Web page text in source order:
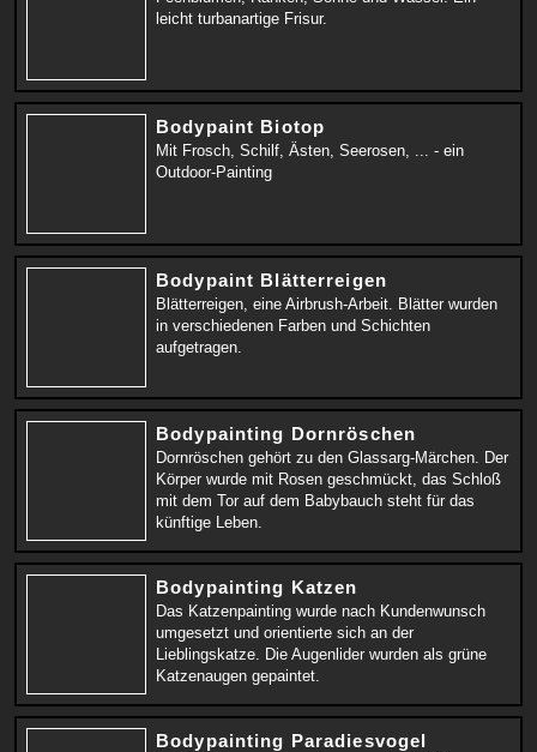
leicht turbanartige Frisur.
Bodypaint Biotop
Mit Frosch, Schilf, Ästen, Seerosen, ... - ein
Outdoor-Painting
Bodypaint Blätterreigen
Blätterreigen, eine Airbrush-Arbeit. Blätter wurden
in verschiedenen Farben und Schichten
aufgetragen.
Bodypainting Dornröschen
Dornröschen gehört zu den Glassarg-Märchen. Der
Körper wurde mit Rosen geschmückt, das Schloß
mit dem Tor auf dem Babybauch steht für das
künftige Leben.
Bodypainting Katzen
Das Katzenpainting wurde nach Kundenwunsch
umgesetzt und orientierte sich an der
Lieblingskatze. Die Augenlider wurden als grüne
Katzenaugen gepaintet.
Bodypainting Paradiesvogel